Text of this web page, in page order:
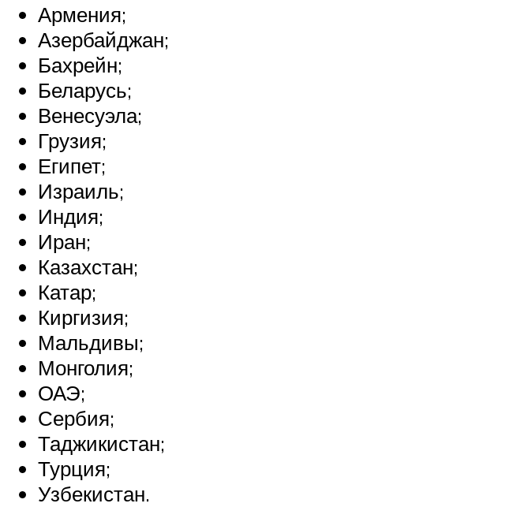
Армения;
Азербайджан;
Бахрейн;
Беларусь;
Венесуэла;
Грузия;
Египет;
Израиль;
Индия;
Иран;
Казахстан;
Катар;
Киргизия;
Мальдивы;
Монголия;
ОАЭ;
Сербия;
Таджикистан;
Турция;
Узбекистан.